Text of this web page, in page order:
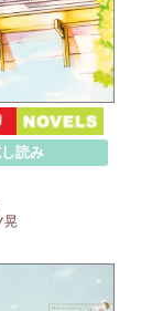
読み
晃